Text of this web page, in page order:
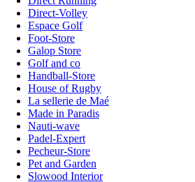
Direct-Volley
Espace Golf
Foot-Store
Galop Store
Golf and co
Handball-Store
House of Rugby
La sellerie de Maé
Made in Paradis
Nauti-wave
Padel-Expert
Pecheur-Store
Pet and Garden
Slowood Interior